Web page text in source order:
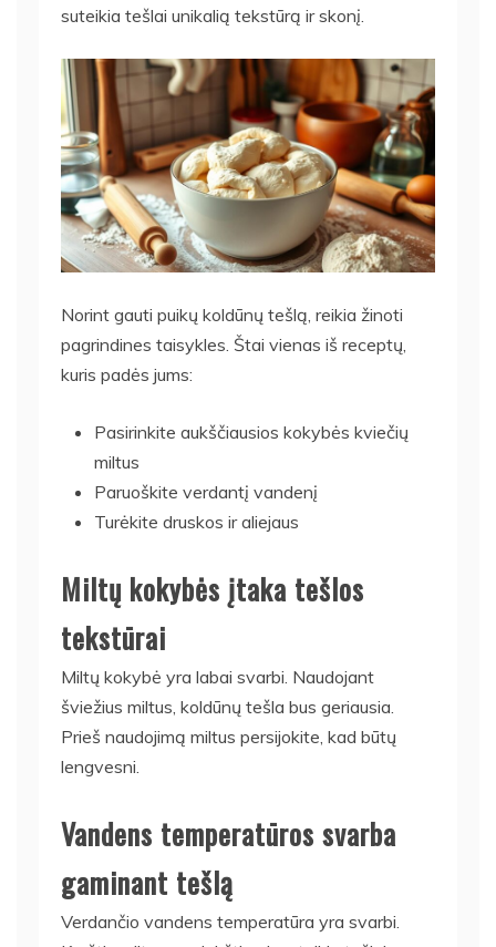
suteikia tešlai unikalią tekstūrą ir skonį.
Norint gauti puikų koldūnų tešlą, reikia žinoti
pagrindines taisykles. Štai vienas iš receptų,
kuris padės jums:
Pasirinkite aukščiausios kokybės kviečių
miltus
Paruoškite verdantį vandenį
Turėkite druskos ir aliejaus
Miltų kokybės įtaka tešlos
tekstūrai
Miltų kokybė yra labai svarbi. Naudojant
šviežius miltus, koldūnų tešla bus geriausia.
Prieš naudojimą miltus persijokite, kad būtų
lengvesni.
Vandens temperatūros svarba
gaminant tešlą
Verdančio vandens temperatūra yra svarbi.